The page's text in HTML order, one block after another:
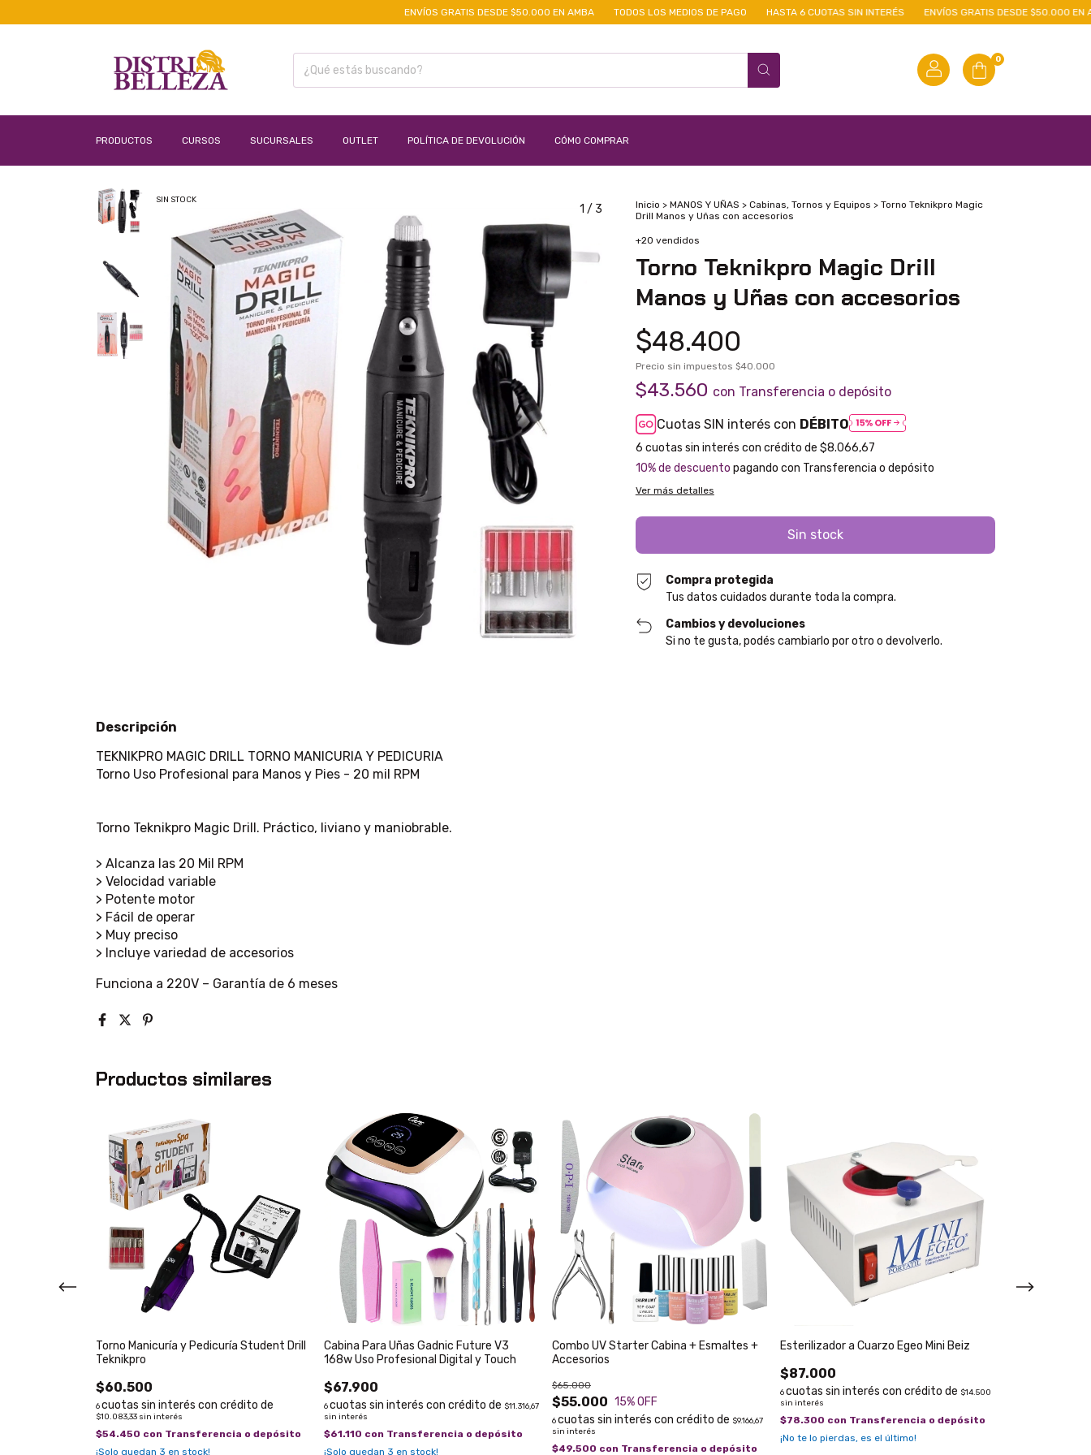
ENVÍOS GRATIS DESDE $50.000 EN AMBA TODOS LOS MEDIOS DE PAGO HASTA 6 CUOTAS SIN INTERÉS ENVÍOS GRATIS DESDE $50.000 EN AMBA
0
PRODUCTOS CURSOS SUCURSALES OUTLET POLÍTICA DE DEVOLUCIÓN CÓMO COMPRAR
SIN STOCK
1 / 3 Inicio > MANOS Y UÑAS > Cabinas, Tornos y Equipos > Torno Teknikpro Magic
Drill Manos y Uñas con accesorios
+20 vendidos
Torno Teknikpro Magic Drill
Manos y Uñas con accesorios
$48.400
Precio sin impuestos $40.000
$43.560 con Transferencia o depósito
Cuotas SIN interés con DÉBITO
6
$8.066,67
10% de descuento pagando con Transferencia o depósito
Ver más detalles
Compra protegida
Tus datos cuidados durante toda la compra.
Cambios y devoluciones
Si no te gusta, podés cambiarlo por otro o devolverlo.
Descripción
TEKNIKPRO MAGIC DRILL TORNO MANICURIA Y PEDICURIA
Torno Uso Profesional para Manos y Pies - 20 mil RPM
Torno Teknikpro Magic Drill. Práctico, liviano y maniobrable.
> Alcanza las 20 Mil RPM
> Velocidad variable
> Potente motor
> Fácil de operar
> Muy preciso
> Incluye variedad de accesorios
Funciona a 220V – Garantía de 6 meses
Productos similares
Torno Manicuría y Pedicuría Student Drill
Teknikpro
$60.500
6
$10.083,33 sin interés
$54.450 con Transferencia o depósito
¡Solo quedan 3 en stock!
Cabina Para Uñas Gadnic Future V3
168w Uso Profesional Digital y Touch
$67.900
6
$11.316,67
sin interés
$61.110 con Transferencia o depósito
¡Solo quedan 3 en stock!
Combo UV Starter Cabina + Esmaltes +
Accesorios
$55.000
$65.000
15% OFF
6
$9.166,67
sin interés
$49.500 con Transferencia o depósito
Esterilizador a Cuarzo Egeo Mini Beiz
$87.000
6
$14.500
sin interés
$78.300 con Transferencia o depósito
¡No te lo pierdas, es el último!